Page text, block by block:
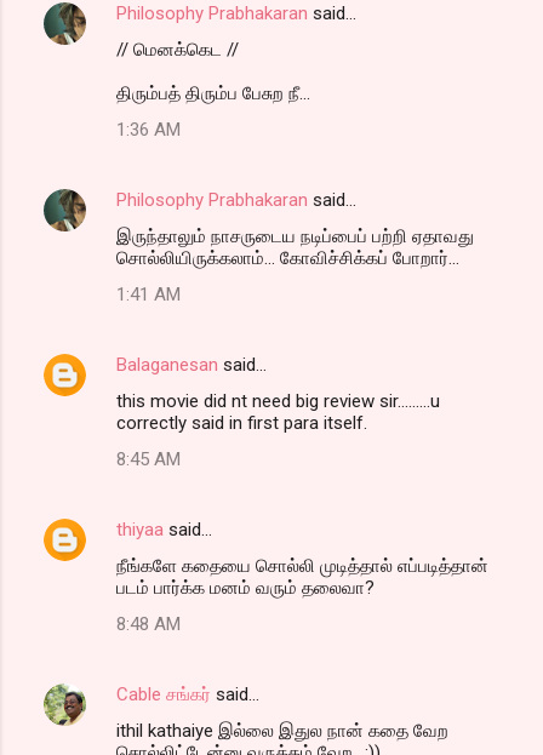
C
n
t
Philosophy Prabhakaran said…
// மெனக்கெட //
திரும்பத் திரும்ப பேசுற நீ...
1:36 AM
Philosophy Prabhakaran said…
இருந்தாலும் நாசருடைய நடிப்பைப் பற்றி ஏதாவது
சொல்லியிருக்கலாம்... கோவிச்சிக்கப் போறார்...
1:41 AM
Balaganesan said…
this movie did nt need big review sir.........u
correctly said in first para itself.
8:45 AM
thiyaa said…
நீங்களே கதையை சொல்லி முடித்தால் எப்படித்தான்
படம் பார்க்க மனம் வரும் தலைவா?
8:48 AM
Cable சங்கர் said…
ithil kathaiye இல்லை இதுல நான் கதை வேற